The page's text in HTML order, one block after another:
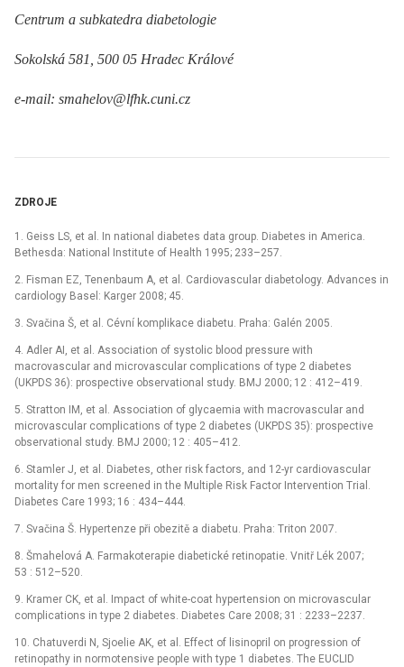
Centrum a subkatedra diabetologie
Sokolská 581, 500 05 Hradec Králové
e-mail: smahelov@lfhk.cuni.cz
ZDROJE
1. Geiss LS, et al. In national diabetes data group. Diabetes in America.
Bethesda: National Institute of Health 1995; 233–257.
2. Fisman EZ, Tenenbaum A, et al. Cardiovascular diabetology. Advances in
cardiology Basel: Karger 2008; 45.
3. Svačina Š, et al. Cévní komplikace diabetu. Praha: Galén 2005.
4. Adler AI, et al. Association of systolic blood pressure with
macrovascular and microvascular complications of type 2 diabetes
(UKPDS 36): prospective observational study. BMJ 2000; 12 : 412–419.
5. Stratton IM, et al. Association of glycaemia with macrovascular and
microvascular complications of type 2 diabetes (UKPDS 35): prospective
observational study. BMJ 2000; 12 : 405–412.
6. Stamler J, et al. Diabetes, other risk factors, and 12-yr cardiovascular
mortality for men screened in the Multiple Risk Factor Intervention Trial.
Diabetes Care 1993; 16 : 434–444.
7. Svačina Š. Hypertenze při obezitě a diabetu. Praha: Triton 2007.
8. Šmahelová A. Farmakoterapie diabetické retinopatie. Vnitř Lék 2007;
53 : 512–520.
9. Kramer CK, et al. Impact of white-coat hypertension on microvascular
complications in type 2 diabetes. Diabetes Care 2008; 31 : 2233–2237.
10. Chatuverdi N, Sjoelie AK, et al. Effect of lisinopril on progression of
retinopathy in normotensive people with type 1 diabetes. The EUCLID